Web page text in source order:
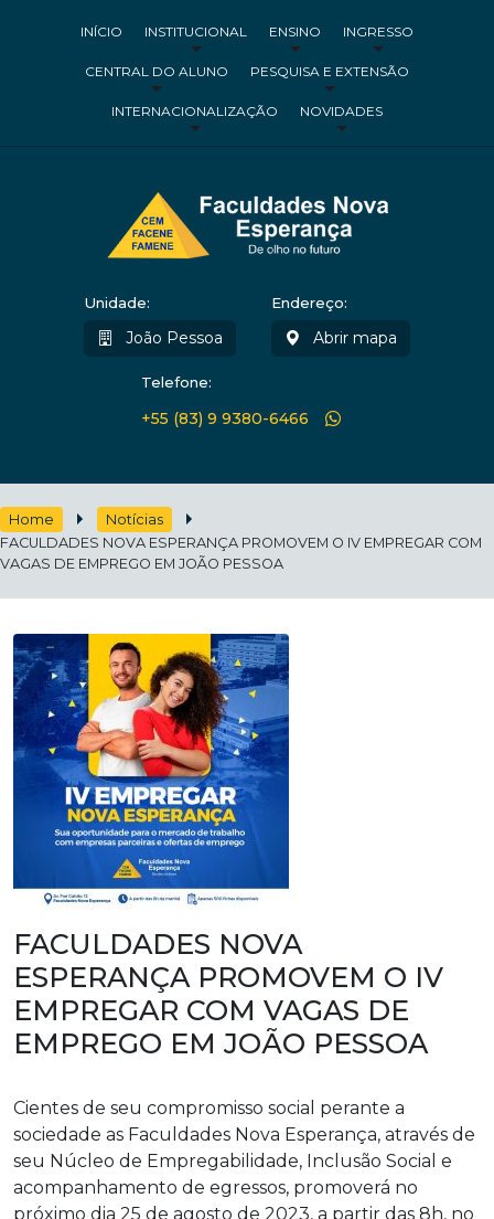
INÍCIO INSTITUCIONAL ENSINO INGRESSO
CENTRAL DO ALUNO PESQUISA E EXTENSÃO
INTERNACIONALIZAÇÃO NOVIDADES
Unidade:
João Pessoa
Endereço:
Abrir mapa
Telefone:
+55 (83) 9 9380-6466
Home
Notícias
FACULDADES NOVA ESPERANÇA PROMOVEM O IV EMPREGAR COM
VAGAS DE EMPREGO EM JOÃO PESSOA
FACULDADES NOVA
ESPERANÇA PROMOVEM O IV
EMPREGAR COM VAGAS DE
EMPREGO EM JOÃO PESSOA
Cientes de seu compromisso social perante a
sociedade as Faculdades Nova Esperança, através de
seu Núcleo de Empregabilidade, Inclusão Social e
acompanhamento de egressos, promoverá no
próximo dia 25 de agosto de 2023, a partir das 8h, no